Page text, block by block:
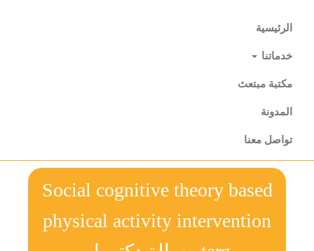
الرئيسية
خدماتنا
مكتبة مبتعث
المدونة
تواصل معنا
Social cognitive theory based
physical activity intervention